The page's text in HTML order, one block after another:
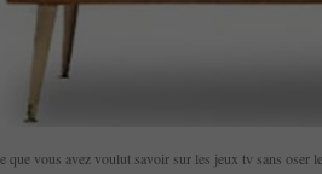
que vous avez voulut savoir sur les jeux tv sans oser